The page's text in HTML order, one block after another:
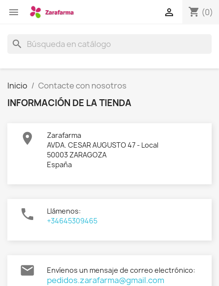
 shopping_cart (0)

search
Inicio Contacte con nosotros
INFORMACIÓN DE LA TIENDA

Zarafarma
AVDA. CESAR AUGUSTO 47 - Local
50003 ZARAGOZA
España

Llámenos:
+34645309465
 Envíenos un mensaje de correo electrónico:
pedidos.zarafarma@gmail.com